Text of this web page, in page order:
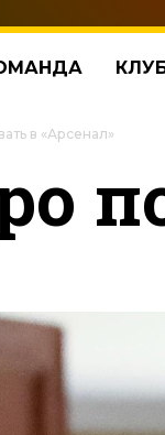
в «Арсенал»